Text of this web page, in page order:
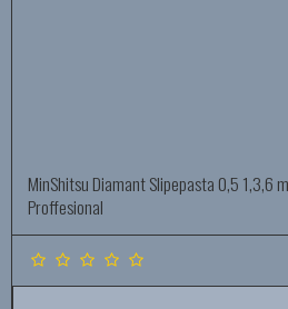
MinShitsu Diamant Slipepasta 0,5 1,3,6
Proffesional